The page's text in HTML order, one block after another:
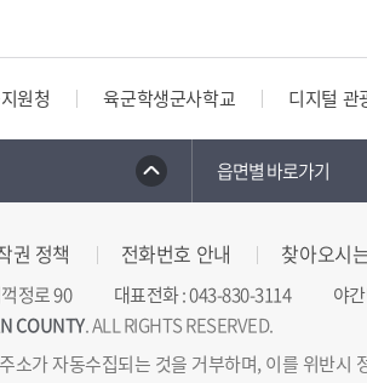
원청 육군학생군사학교 디지털 관
읍면별 바로가기
권 정책 전화번호 안내 찾아오시
정로 90 대표전화:043-830-3114 야
COUNTY. ALL RIGHTS RESERVED.
소가 자동수집되는 것을 거부하며, 이를 위반시